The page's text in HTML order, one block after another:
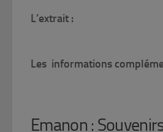
L’extrait :
Les informations
Emanon :